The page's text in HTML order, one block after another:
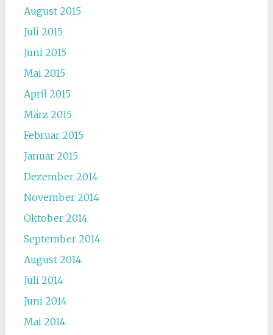
August 2015
Juli 2015
Juni 2015
Mai 2015
April 2015
März 2015
Februar 2015
Januar 2015
Dezember 2014
November 2014
Oktober 2014
September 2014
August 2014
Juli 2014
Juni 2014
Mai 2014